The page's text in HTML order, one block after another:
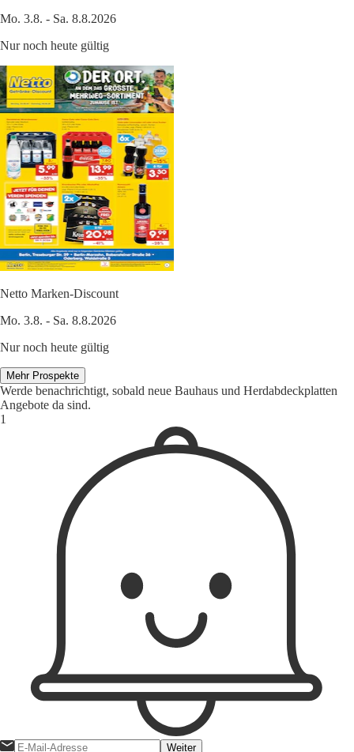
Mo. 3.8. - Sa. 8.8.2026
Nur noch heute gültig
Netto Marken-Discount
Mo. 3.8. - Sa. 8.8.2026
Nur noch heute gültig
Mehr Prospekte
Werde benachrichtigt, sobald neue Bauhaus und Herdabdeckplatten
Angebote da sind.
1
Weiter